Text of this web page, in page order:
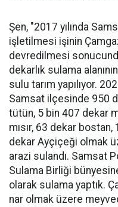
Şen, "2017 yılında
işletilmesi işinin
devredilmesi
dekarlık sulama
sulu tarım yapılıyor.
Samsat ilçesinde 950
tütün, 5 bin 407 dekar
mısır, 63 dekar
dekar Ayçiçeği olmak
arazi sulandı. Samsat
Sulama Birliği
olarak sulama yaptık.
nar olmak üzere